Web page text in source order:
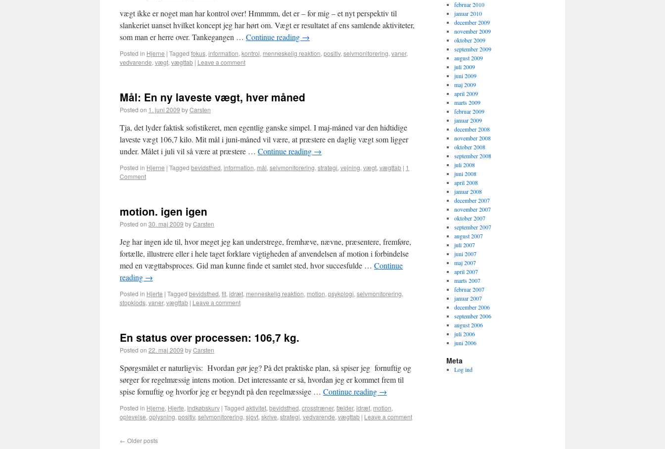
vægt ikke er noget man har kontrol over! Hmmmm, det er – for mig – et nyt perspektiv til
slankeriet uanset hvilket koncept jeg har hørt om. Vægt er resultatet af ens samlende aktiviteter,
som man er herre over. Tankegangen … Continue reading →
Posted in Hjerne | Tagged fokus, information, kontrol, menneskelig reaktion, positiv, selvmonitorering, vaner,
vedvarende, vægt, vægttab | Leave a comment
Mål: En ny laveste vægt, hver måned
Posted on 1. juni 2009 byCarsten
Tja, det lyder faktisk sofistikeret, men egentlig ganske simpel. I maj-måned var den hidtidige
laveste vægt 106,7 kilo. Mit mål i juni-måned vil være, at præstere en daglig vægt som ligger
under. Målet i juli vil så være at præstere … Continue reading →
Posted in Hjerne | Tagged bevidsthed, information, mål, selvmonitorering, strategi, vejning, vægt, vægttab | 1
Comment
motion. igen igen
Posted on 30. maj 2009 byCarsten
Jeg har ingen ide til, hvor meget jeg kan understrege, fremhæve, nævne, præsentere, fremføre,
fortælle, illustrere eller i hele taget forklare vigtigheden af anvendelsen af motion i forbindelse
med en vægttabsproces. Gid man kunne finde et samlet sted, hvor succesfulde … Continue
reading →
Posted in Hjerte | Tagged bevidsthed, fit, idræt, menneskelig reaktion, motion, psykologi, selvmonitorering,
stopklods, vaner, vægttab | Leave a comment
En status over processen: 106,7 kg.
Posted on 22. maj 2009 byCarsten
Spørgsmålet er naturligvis: Hvordan gør jeg? På det praktiske plan, så spiser jeg fornuftig og
sørger for regelmæssig intens motion. Det interessante er så, hvordan jeg er kommet frem til
spise fornuftig og hvorfor jeg er begyndt på den regelmæssige … Continue reading →
Posted in Hjerne, Hjerte, Indkøbskurv | Tagged aktivitet, bevidsthed, crosstræner, fælder, idræt, motion,
oplevelse, oplysning, positiv, selvmonitorering, sjovt, skrive, strategi, vedvarende, vægttab | Leave a comment
← Older posts
februar 2010
januar 2010
december 2009
november 2009
oktober 2009
september 2009
august 2009
juli 2009
juni 2009
maj 2009
april 2009
marts 2009
februar 2009
januar 2009
december 2008
november 2008
oktober 2008
september 2008
juli 2008
juni 2008
april 2008
januar 2008
december 2007
november 2007
oktober 2007
september 2007
august 2007
juli 2007
juni 2007
maj 2007
april 2007
marts 2007
februar 2007
januar 2007
december 2006
september 2006
august 2006
juli 2006
juni 2006
Meta
Log ind